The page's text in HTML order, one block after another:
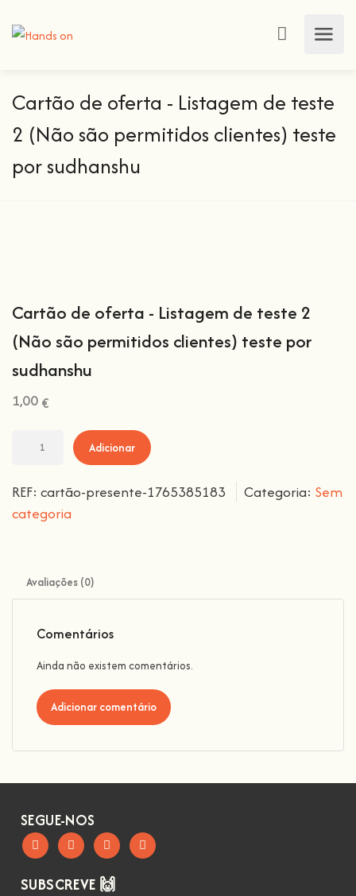
Cartão de oferta - Listagem de teste
2 (Não são permitidos clientes) teste
por sudhanshu
Cartão de oferta - Listagem de teste 2
(Não são permitidos clientes) teste por
sudhanshu
1,00 €
Adicionar
REF: cartão-presente-1765385183 Categoria: Sem
categoria
Avaliações (0)
Comentários
Ainda não existem comentários.
Adicionar comentário
SEGUE-NOS
SUBSCREVE 🙌